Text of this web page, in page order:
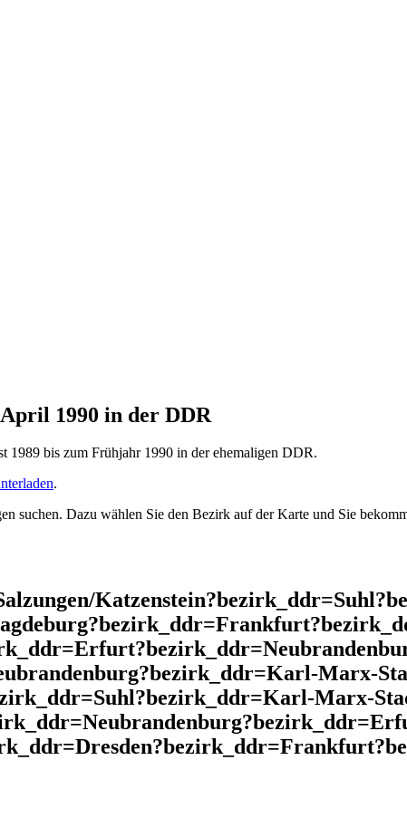
1990 in der DDR
1989 bis zum Frühjahr 1990 in der ehemaligen DDR.
.
suchen. Dazu wählen Sie den Bezirk auf der Karte und Sie
Marx-
Marx-